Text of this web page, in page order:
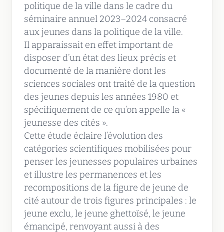
politique de la ville dans le cadre du
séminaire annuel 2023–2024 consacré
aux jeunes dans la politique de la ville.
Il apparaissait en effet important de
disposer d’un état des lieux précis et
documenté de la manière dont les
sciences sociales ont traité de la question
des jeunes depuis les années 1980 et
spécifiquement de ce qu’on appelle la «
jeunesse des cités ».
Cette étude éclaire l’évolution des
catégories scientifiques mobilisées pour
penser les jeunesses populaires urbaines
et illustre les permanences et les
recompositions de la figure de jeune de
cité autour de trois figures principales : le
jeune exclu, le jeune ghettoïsé, le jeune
émancipé, renvoyant aussi à des